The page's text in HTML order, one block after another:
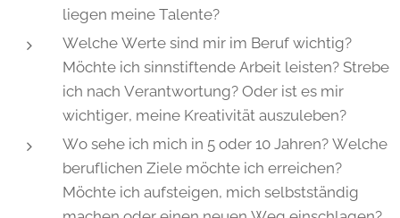
liegen meine Talente?
Welche Werte sind mir im Beruf wichtig?
Möchte ich sinnstiftende Arbeit leisten? Strebe
ich nach Verantwortung? Oder ist es mir
wichtiger, meine Kreativität auszuleben?
Wo sehe ich mich in 5 oder 10 Jahren? Welche
beruflichen Ziele möchte ich erreichen?
Möchte ich aufsteigen, mich selbstständig